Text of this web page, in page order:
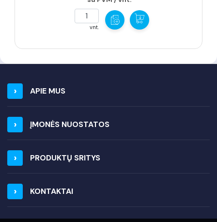
vnt.
APIE MUS
ĮMONĖS NUOSTATOS
PRODUKTŲ SRITYS
KONTAKTAI